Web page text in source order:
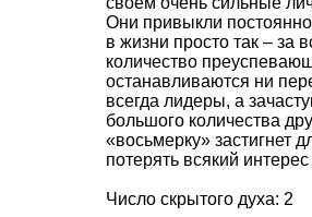
Они привыкли
в жизни просто так – за
количество
останавливаются ни
всегда лидеры, а
большого количества
«восьмерку» застигнет
потерять всякий
Число скрытого духа: 2